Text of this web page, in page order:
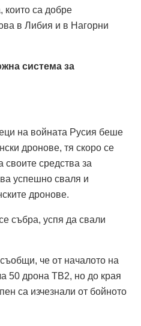
които са добре
в Либия и в Нагорни
система за
на войната Русия беше
дронове, тя скоро се
средства за
успешно сваля и
дронове.
събра, успя да свали
че от началото на
50 дрона TB2, но до края
са изчезнали от бойното